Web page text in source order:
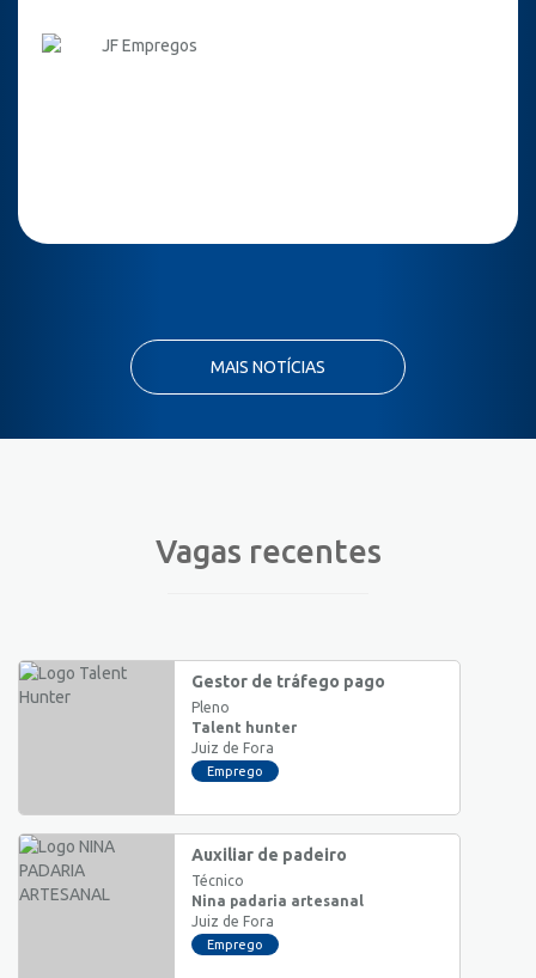
JF Empregos
MAIS NOTÍCIAS
Vagas recentes
Gestor de tráfego pago
Pleno
Talent hunter
Juiz de Fora
Emprego
Auxiliar de padeiro
Técnico
Nina padaria artesanal
Juiz de Fora
Emprego